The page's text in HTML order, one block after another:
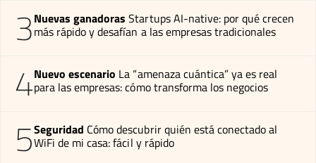
3Nuevas ganadoras Startups AI-native: por qué crecen
más rápido y desafían a las empresas tradicionales
4Nuevo escenario La “amenaza cuántica” ya es real
para las empresas: cómo transforma los negocios
5Seguridad Cómo descubrir quién está conectado al
WiFi de mi casa: fácil y rápido